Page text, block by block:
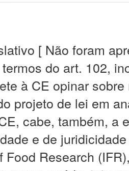
[ Não foram
do art. 102,
à CE opinar
projeto de lei em
cabe, também, a
e de
Food Research